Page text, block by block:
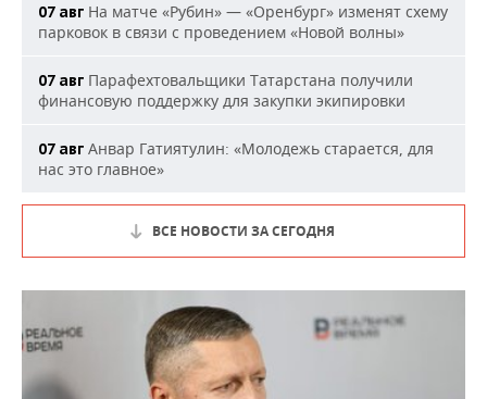
07 авг На матче «Рубин» — «Оренбург» изменят схему
парковок в связи с проведением «Новой волны»
07 авг Парафехтовальщики Татарстана получили
финансовую поддержку для закупки экипировки
07 авг Анвар Гатиятулин: «Молодежь старается, для
нас это главное»
ВСЕ НОВОСТИ ЗА СЕГОДНЯ